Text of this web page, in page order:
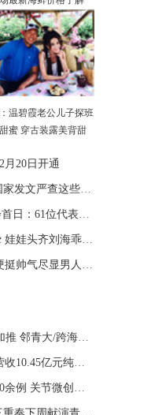
温碧霞老公儿子探班
蜜 穿古装露美背甜
月20日开通
校外培训机构戴上“紧箍咒” 国家发文严查这些行为
美对华2000亿美元加税听证会首日：61位代表55反对
王菲童年表演照曝光神情真挚 娃娃头齐刘海乖巧可爱
韩庚托腮扶额陷入沉思 五官硬挺帅气尽显男人味(图)
三木家天下90-125㎡高层9月加推 邻青大/跨海大桥
青岛城市传媒发布中报 半年营收10.45亿元纯利1.6亿
援黔医生田少奇:5个月手术160余例 关节微创填补空白